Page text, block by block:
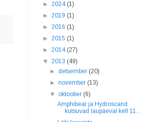
► 2024 (1)
► 2019 (1)
► 2016 (1)
► 2015 (1)
► 2014 (27)
▼ 2013 (49)
►detsember (20)
►november (13)
▼oktoober (6)
Amphibear ja Hydroscand
kutsuvad laupäeval kell 11...